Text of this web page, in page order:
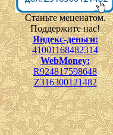
Станьте меценатом.
Поддержите нас!
Яндекс-деньги:
41001168482314
WebMoney:
R924817598648
Z316300121482